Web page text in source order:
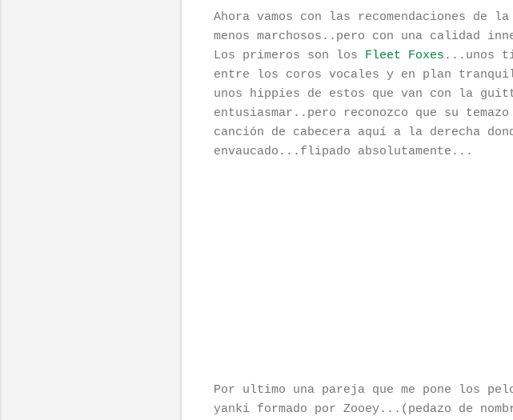
Ahora vamos con las recomendaciones de
menos marchosos..pero con una calidad
Los primeros son los Fleet Foxes ...unos
entre los coros vocales y en plan
unos hippies de estos que van con la
entusiasmar..pero reconozco que su
canción de cabecera aquí a la derecha
envaucado...flipado absolutamente...
Por ultimo una pareja que me pone los
yanki formado por Zooey...(pedazo de